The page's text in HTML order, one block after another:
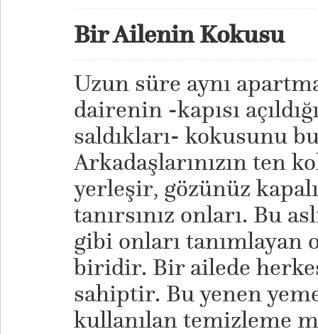
Bir Ailenin Kokusu
Uzun süre aynı
dairenin -kapısı
saldıkları- kokusunu
Arkadaşlarınızın ten
yerleşir, gözünüz
tanırsınız onları. Bu
gibi onları
biridir. Bir ailede
sahiptir. Bu yenen
kullanılan temizleme